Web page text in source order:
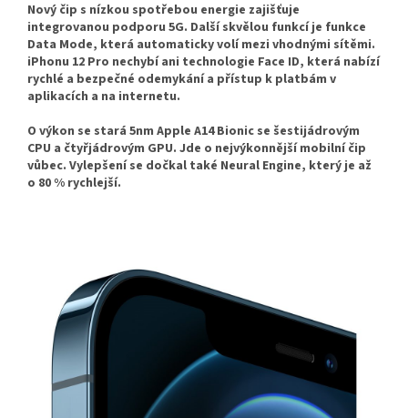
Nový čip s nízkou spotřebou energie zajišťuje
integrovanou podporu 5G. Další skvělou funkcí je funkce
Data Mode, která automaticky volí mezi vhodnými sítěmi.
iPhonu 12 Pro nechybí ani technologie Face ID, která nabízí
rychlé a bezpečné odemykání a přístup k platbám v
aplikacích a na internetu.
O výkon se stará 5nm Apple A14 Bionic se šestijádrovým
CPU a čtyřjádrovým GPU. Jde o nejvýkonnější mobilní čip
vůbec. Vylepšení se dočkal také Neural Engine, který je až
o 80 % rychlejší.